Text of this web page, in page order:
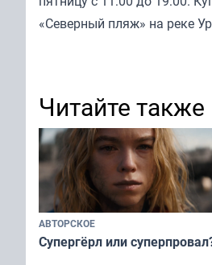
«Северный пляж» на реке
Читайте также
АВТОРСКОЕ
Супергёрл или